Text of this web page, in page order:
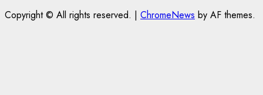
Copyright © All rights reserved. | ChromeNews by AF themes.